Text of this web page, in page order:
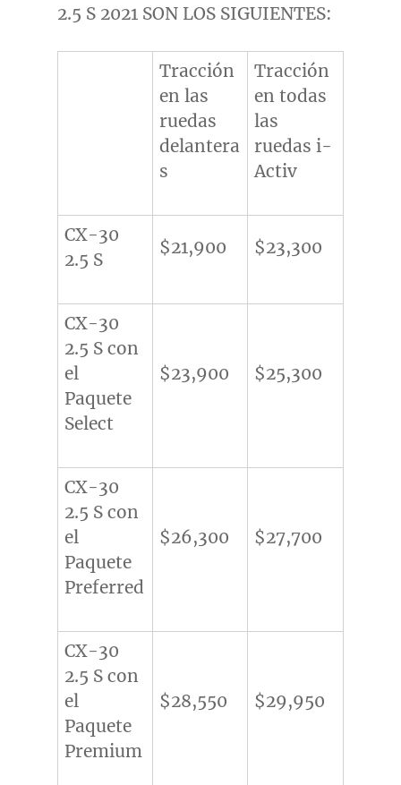
2.5 S 2021 SON LOS SIGUIENTES:
Tracción
en las
ruedas
delantera
s
Tracción
en todas
las
ruedas i-
Activ
CX-30
2.5 S
$21,900 $23,300
CX-30
2.5 S con
el
Paquete
Select
$23,900 $25,300
CX-30
2.5 S con
el
Paquete
Preferred
$26,300 $27,700
CX-30
2.5 S con
el
Paquete
Premium
$28,550 $29,950